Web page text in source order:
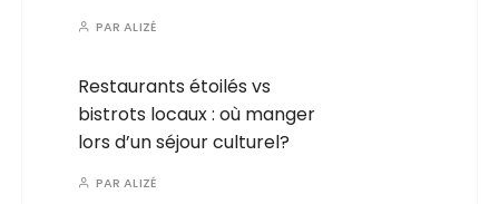
PARALIZÉ
Restaurants étoilés vs
bistrots locaux : où manger
lors d’un séjour culturel?
PARALIZÉ